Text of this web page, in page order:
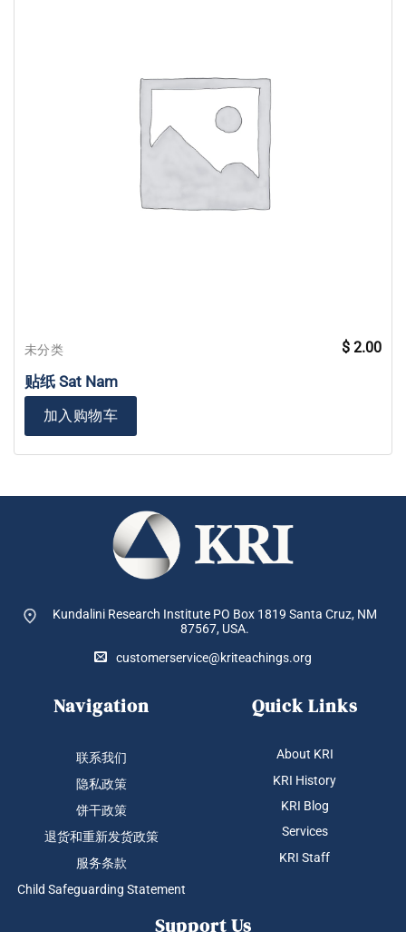
未分类
贴纸 Sat Nam
$ 2.00
加入购物车
Kundalini Research Institute PO Box 1819 Santa Cruz, NM
87567, USA.
customerservice@kriteachings.org
Navigation
联系我们
隐私政策
饼干政策
退货和重新发货政策
服务条款
Child Safeguarding Statement
Quick Links
About KRI
KRI History
KRI Blog
Services
KRI Staff
Support Us